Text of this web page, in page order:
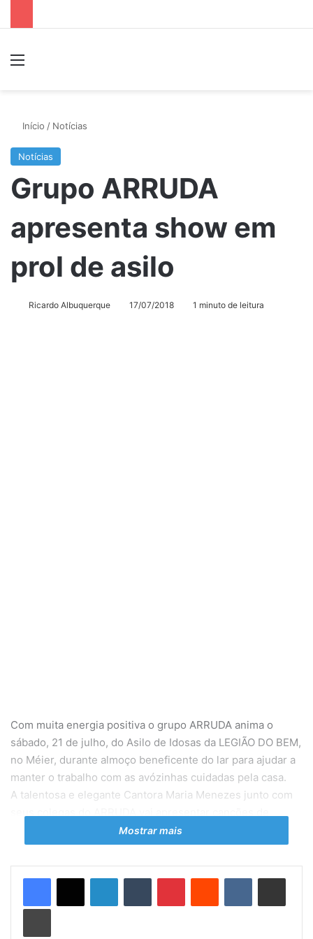
Início / Notícias
Notícias
Grupo ARRUDA
apresenta show em
prol de asilo
Ricardo Albuquerque 17/07/2018 1 minuto de leitura
Com muita energia positiva o grupo ARRUDA anima o
sábado, 21 de julho, do Asilo de Idosas da LEGIÃO DO BEM,
no Méier, durante almoço beneficente do lar para ajudar a
manter o trabalho com as avózinhas cuidadas pela casa.
A talentosa e elegante Cantora Maria Menezes junto com
Cartola, João Nogueira, Xande de Pilares e músicas
autorais como a conhecida “Berenice” que não pode faltar
nos shows. Para a presidente do Lar, uma ajuda mais do
que necessária.
podemos continuar nosso lindo trabalho, pois como todos
Mostrar mais